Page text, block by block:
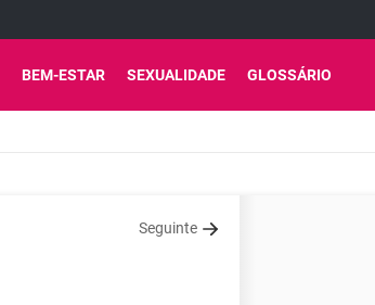
BEM-ESTAR SEXUALIDADE GLOSSÁRIO
Seguinte